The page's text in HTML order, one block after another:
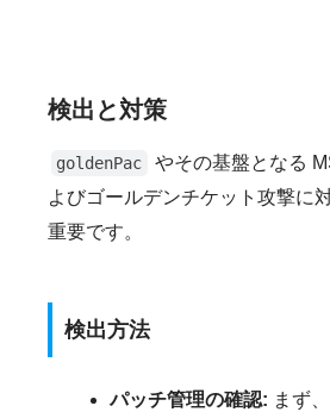
検出と対策
goldenPac
やその基盤となる
よびゴールデンチケット攻撃に
重要です。
検出方法
パッチ管理の確認: まず